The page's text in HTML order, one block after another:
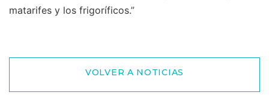
matarifes y los frigoríficos.”
VOLVER A NOTICIAS